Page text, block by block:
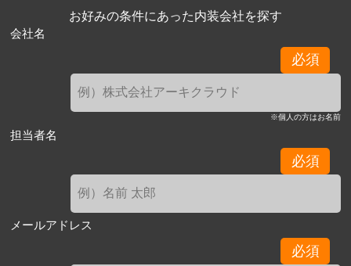
お好みの条件にあった内装会社を探す
会社名
必須
※個人の方はお名前
担当者名
必須
メールアドレス
必須